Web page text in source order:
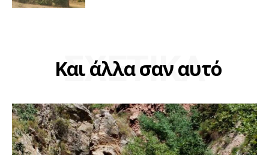
Και άλλα σαν αυτό
ΣΧΕΤΙΚΑ